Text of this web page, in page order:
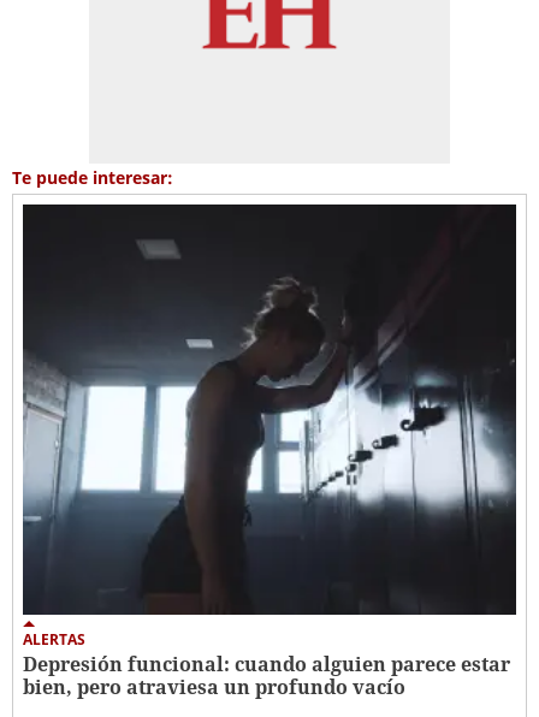
Te puede interesar:
ALERTAS
Depresión funcional: cuando alguien parece estar
bien, pero atraviesa un profundo vacío